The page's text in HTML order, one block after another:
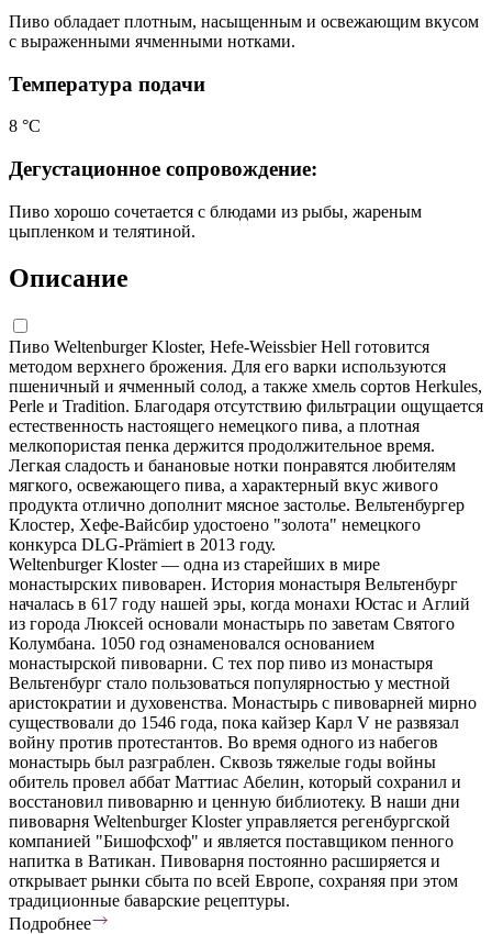
Пиво обладает плотным, насыщенным и освежающим вкусом
с выраженными ячменными нотками.
Температура подачи
8 °С
Дегустационное сопровождение:
Пиво хорошо сочетается с блюдами из рыбы, жареным
цыпленком и телятиной.
Описание
Пиво Weltenburger Kloster, Hefe-Weissbier Hell готовится
методом верхнего брожения. Для его варки используются
пшеничный и ячменный солод, а также хмель сортов Herkules,
Perle и Tradition. Благодаря отсутствию фильтрации ощущается
естественность настоящего немецкого пива, а плотная
мелкопористая пенка держится продолжительное время.
Легкая сладость и банановые нотки понравятся любителям
мягкого, освежающего пива, а характерный вкус живого
продукта отлично дополнит мясное застолье. Вельтенбургер
Клостер, Хефе-Вайсбир удостоено "золота" немецкого
конкурса DLG-Prämiert в 2013 году.
Weltenburger Kloster — одна из старейших в мире
монастырских пивоварен. История монастыря Вельтенбург
началась в 617 году нашей эры, когда монахи Юстас и Аглий
из города Люксей основали монастырь по заветам Святого
Колумбана. 1050 год ознаменовался основанием
монастырской пивоварни. С тех пор пиво из монастыря
Вельтенбург стало пользоваться популярностью у местной
аристократии и духовенства. Монастырь с пивоварней мирно
существовали до 1546 года, пока кайзер Карл V не развязал
войну против протестантов. Во время одного из набегов
монастырь был разграблен. Сквозь тяжелые годы войны
обитель провел аббат Маттиас Абелин, который сохранил и
восстановил пивоварню и ценную библиотеку. В наши дни
пивоварня Weltenburger Kloster управляется регенбургской
компанией "Бишофсхоф" и является поставщиком пенного
напитка в Ватикан. Пивоварня постоянно расширяется и
открывает рынки сбыта по всей Европе, сохраняя при этом
традиционные баварские рецептуры.
Подробнее